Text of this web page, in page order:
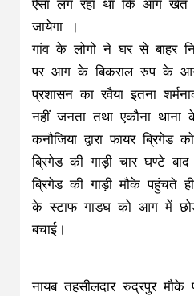
ऐसा लग रहा था कि आग खेत
जायेगा ।
गांव के लोगो ने घर से बाहर
पर आग के बिकराल रुप के
प्रशासन का रवैया इतना
नहीं जनता तथा एकौना थाना
कनौजिया द्वारा फायर ब्रिगेड
ब्रिगेड की गाड़ी चार घण्टे
ब्रिगेड की गाड़ी मौके पहुंचते
के स्टाफ गाडघ को आग में
बचाई।
नायब तहसीलदार रुद्रपुर